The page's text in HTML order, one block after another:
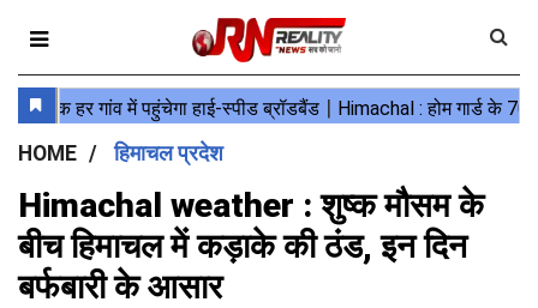
HOME हिमाचल प्रदेश
Himachal weather : शुष्क मौसम के
बीच हिमाचल में कड़ाके की ठंड, इन दिन
बर्फबारी के आसार